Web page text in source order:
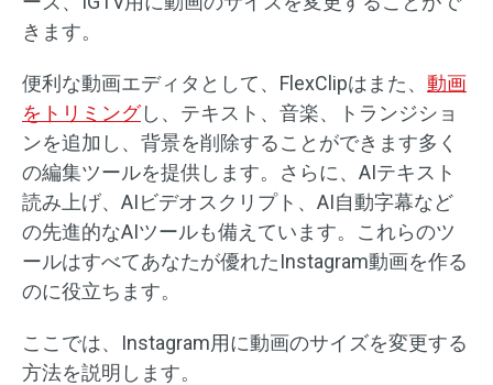
きます。
便利な動画エディタとして、FlexClipはまた、 動画
をトリミングし、テキスト、音楽、トランジショ
ンを追加し、背景を削除することができます多く
の編集ツールを提供します。さらに、AIテキスト
読み上げ、AIビデオスクリプト、AI自動字幕など
の先進的なAIツールも備えています。これらのツ
ールはすべてあなたが優れたInstagram動画を作る
のに役立ちます。
ここでは、Instagram用に動画のサイズを変更する
方法を説明します。